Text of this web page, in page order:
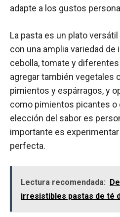
adapte a los gustos
La pasta es un plato
con una amplia variedad
cebolla, tomate y
agregar también vegetales
pimientos y espárragos, y
como pimientos picantes o
elección del sabor es
importante es
perfecta.
Lectura recomendada:
irresistibles pastas de té